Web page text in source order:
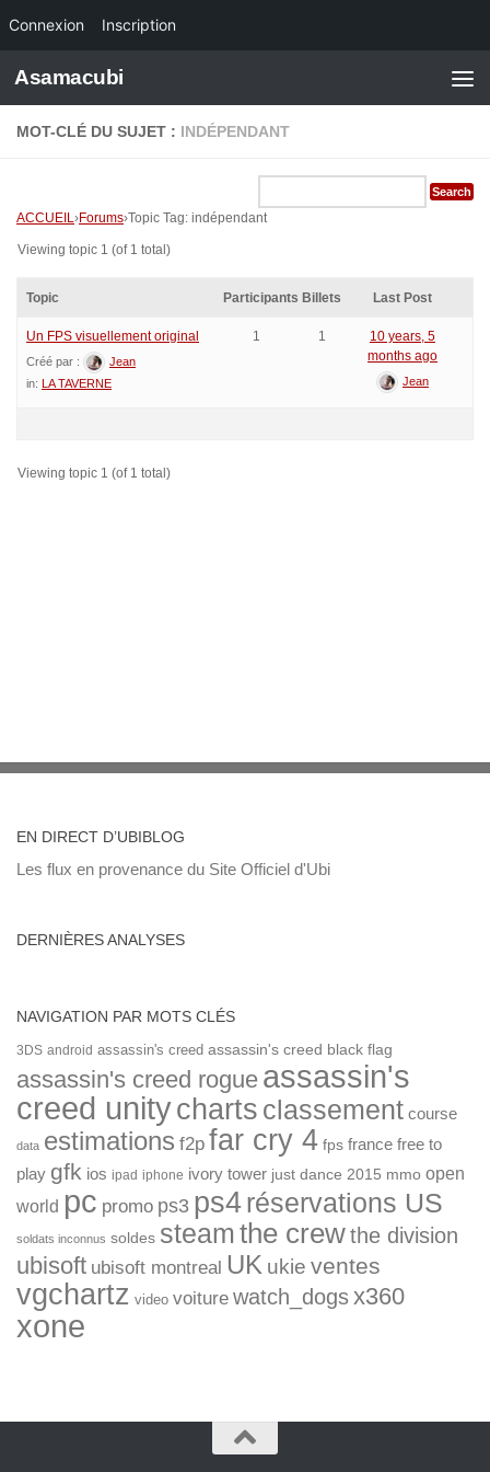
Connexion Inscription
Skip to content
Asamacubi
MOT-CLÉ DU SUJET : INDÉPENDANT
ACCUEIL›Forums›Topic Tag: indépendant
Viewing topic 1 (of 1 total)
Topic Participants Billets Last Post
Un FPS visuellement original
Créé par :
Jean
in: LA TAVERNE
1 1
10 years, 5
months ago
Jean
Viewing topic 1 (of 1 total)
EN DIRECT D’UBIBLOG
Les flux en provenance du Site Officiel d'Ubi
DERNIÈRES ANALYSES
NAVIGATION PAR MOTS CLÉS
3DS android assassin's creed assassin's creed black flag
assassin's creed rogue assassin's
creed unitycharts classement course
data estimations f2p far cry 4 fps france free to
play gfk ios ipad iphone ivory tower just dance 2015 mmo open
world pc promo ps3 ps4réservations US
soldats inconnus soldes steamthe crewthe division
ubisoft ubisoft montreal UK ukie ventes
vgchartz video voiture watch_dogsx360
xone